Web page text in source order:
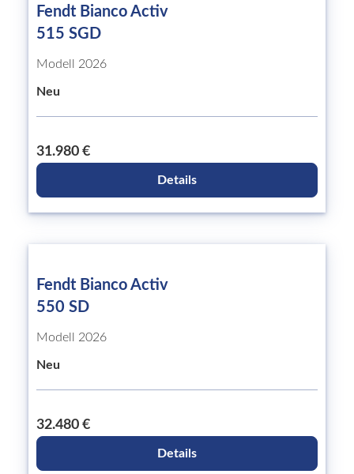
Fendt Bianco Activ
515 SGD
Modell 2026
Neu
31.980 €
Details
Fendt Bianco Activ
550 SD
Modell 2026
Neu
32.480 €
Details